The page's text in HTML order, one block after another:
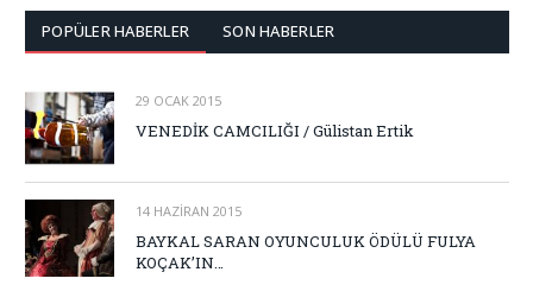
POPÜLER HABERLER SON HABERLER
29 OCAK 2015
VENEDİK CAMCILIĞI / Gülistan Ertik
14 HAZIRAN 2015
BAYKAL SARAN OYUNCULUK ÖDÜLÜ FULYA
KOÇAK’IN…